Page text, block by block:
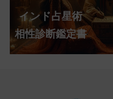
インド占星術
相性診断鑑定書